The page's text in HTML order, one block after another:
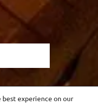
best experience on our